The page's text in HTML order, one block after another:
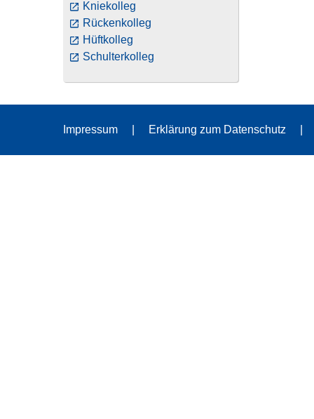
Kniekolleg
Rückenkolleg
Hüftkolleg
Schulterkolleg
Impressum Erklärung zum Datenschutz